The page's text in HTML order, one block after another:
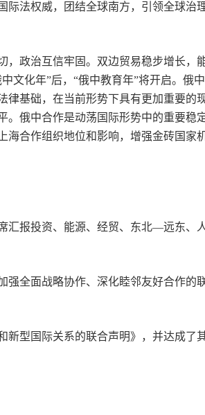
法权威，团结全球南方，引领全球治
政治互信牢固。双边贸易稳步增长，
化年”后，“俄中教育年”将开启。俄中
基础，在当前形势下具有更加重要的
俄中合作是动荡国际形势中的重要稳
合作组织地位和影响，增强金砖国家
报投资、能源、经贸、东北—远东、
全面战略协作、深化睦邻友好合作的
型国际关系的联合声明》，并达成了